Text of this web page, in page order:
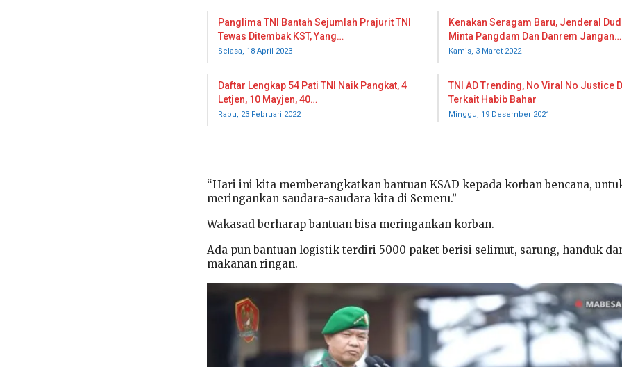
Panglima TNI Bantah Sejumlah Prajurit TNI
Tewas Ditembak KST, Yang…
Selasa, 18 April 2023
Kenakan Seragam Baru, Jenderal
Minta Pangdam Dan Danrem Jangan…
Kamis, 3 Maret 2022
Daftar Lengkap 54 Pati TNI Naik Pangkat, 4
Letjen, 10 Mayjen, 40…
Rabu, 23 Februari 2022
TNI AD Trending, No Viral No Justice
Terkait Habib Bahar
Minggu, 19 Desember 2021
“Hari ini kita memberangkatkan bantuan KSAD kepada korban bencana,
meringankan saudara-saudara kita di Semeru.”
Wakasad berharap bantuan bisa meringankan korban.
Ada pun bantuan logistik terdiri 5000 paket berisi selimut, sarung, handuk
makanan ringan.